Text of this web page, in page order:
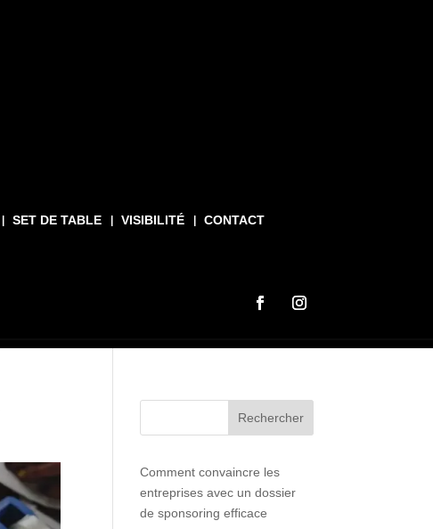
SET DE TABLE VISIBILITÉ
CONTACT
Rechercher
Comment convaincre les
entreprises avec un dossier
de sponsoring efficace